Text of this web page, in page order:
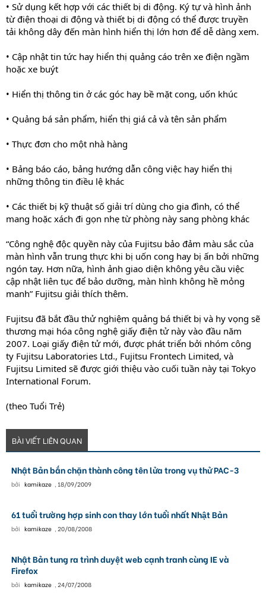
• Sử dụng kết hợp với các thiết bị di động. Ký tự và hình ảnh
từ điện thoại di động và thiết bị di động có thể được truyền
tải không dây đến màn hình hiển thị lớn hơn để dễ dàng xem.
• Cập nhật tin tức hay hiển thị quảng cáo trên xe điện ngầm
hoặc xe buýt
• Hiển thị thông tin ở các góc hay bề mặt cong, uốn khúc
• Quảng bá sản phẩm, hiển thị giá cả và tên sản phẩm
• Thực đơn cho một nhà hàng
• Bảng báo cáo, bảng hướng dẫn công việc hay hiển thị
những thông tin điều lệ khác
• Các thiết bị kỹ thuật số giải trí dùng cho gia đình, có thể
mang hoặc xách đi gọn nhẹ từ phòng này sang phòng khác
“Công nghệ độc quyền này của Fujitsu bảo đảm màu sắc của
màn hình vẫn trung thực khi bị uốn cong hay bị ấn bởi những
ngón tay. Hơn nữa, hình ảnh giao diện không yêu cầu việc
cập nhật liên tục để bảo dưỡng, màn hình không hề mỏng
manh” Fujitsu giải thích thêm.
Fujitsu đã bắt đầu thử nghiệm quảng bá thiết bị và hy vọng sẽ
thương mại hóa công nghệ giấy điện tử này vào đầu năm
2007. Loại giấy điện tử mới, được phát triển bởi nhóm công
ty Fujitsu Laboratories Ltd., Fujitsu Frontech Limited, và
Fujitsu Limited sẽ được giới thiệu vào cuối tuần này tại Tokyo
International Forum.
(theo Tuổi Trẻ)
BÀI VIẾT LIÊN QUAN
Nhật Bản bắn chặn thành công tên lửa trong vụ thử PAC-3
bởi kamikaze , 18/09/2009
61 tuổi trường hợp sinh con thay lớn tuổi nhất Nhật Bản
bởi kamikaze , 20/08/2008
Nhật Bản tung ra trình duyệt web cạnh tranh cùng IE và
Firefox
bởi kamikaze , 24/07/2008